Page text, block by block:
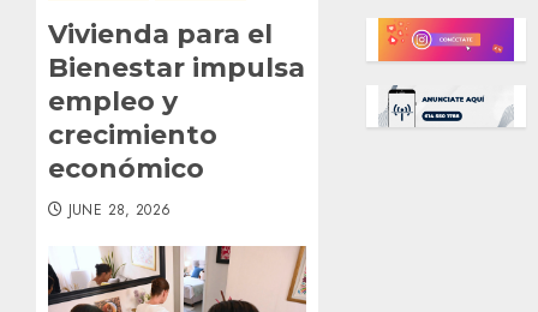
Vivienda para el
Bienestar impulsa
empleo y
crecimiento
económico
JUNE 28, 2026